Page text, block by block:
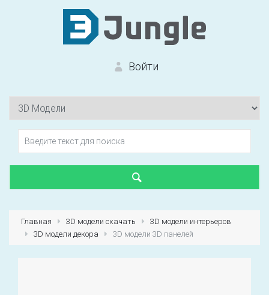
Войти
Первый раз?
Главная 3D модели скачать
3D модели интерьеров
3D модели декора
3D модели 3D панелей